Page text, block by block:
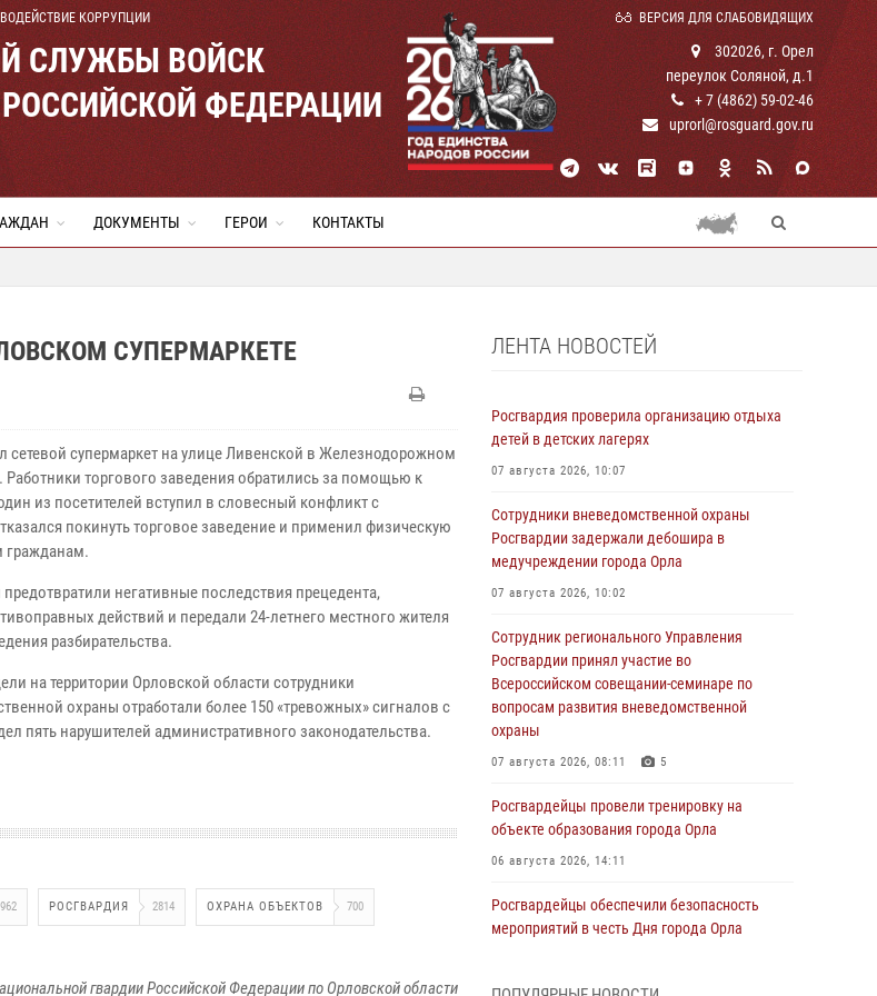
КОРРУПЦИИ ВЕРСИЯ ДЛЯ СЛАБОВИДЯЩИХ
СЛУЖБЫ ВОЙСК
ФЕДЕРАЦИИ
302026, г. Орел
переулок Соляной, д.1
+ 7 (4862) 59-02-46
uprorl@rosguard.gov.ru
ДОКУМЕНТЫ ГЕРОИ КОНТАКТЫ
СУПЕРМАРКЕТЕ
сетевой супермаркет на улице Ливенской в Железнодорожном
Работники торгового заведения обратились за помощью к
из посетителей вступил в словесный конфликт с
покинуть торговое заведение и применил физическую
гражданам.
негативные последствия прецедента,
действий и передали 24-летнего местного жителя
разбирательства.
на территории Орловской области сотрудники
охраны отработали более 150 «тревожных» сигналов с
пять нарушителей административного законодательства.
962 РОСГВАРДИЯ 2814 ОХРАНА ОБЪЕКТОВ 700
гвардии Российской Федерации по Орловской области
ЛЕНТА НОВОСТЕЙ
Росгвардия проверила организацию отдыха
детей в детских лагерях
07 августа 2026, 10:07
Сотрудники вневедомственной охраны
Росгвардии задержали дебошира в
медучреждении города Орла
07 августа 2026, 10:02
Сотрудник регионального Управления
Росгвардии принял участие во
Всероссийском совещании-семинаре по
вопросам развития вневедомственной
охраны
07 августа 2026, 08:11 5
Росгвардейцы провели тренировку на
объекте образования города Орла
06 августа 2026, 14:11
Росгвардейцы обеспечили безопасность
мероприятий в честь Дня города Орла